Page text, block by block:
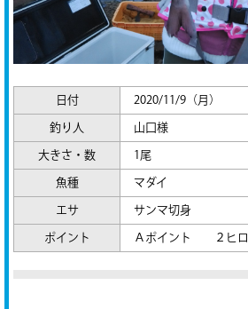
日付 2020/11/9（月）
釣り人 山口様
大きさ・数 1尾
魚種 マダイ
エサ サンマ切身
ポイント Ａポイント ２ヒロ